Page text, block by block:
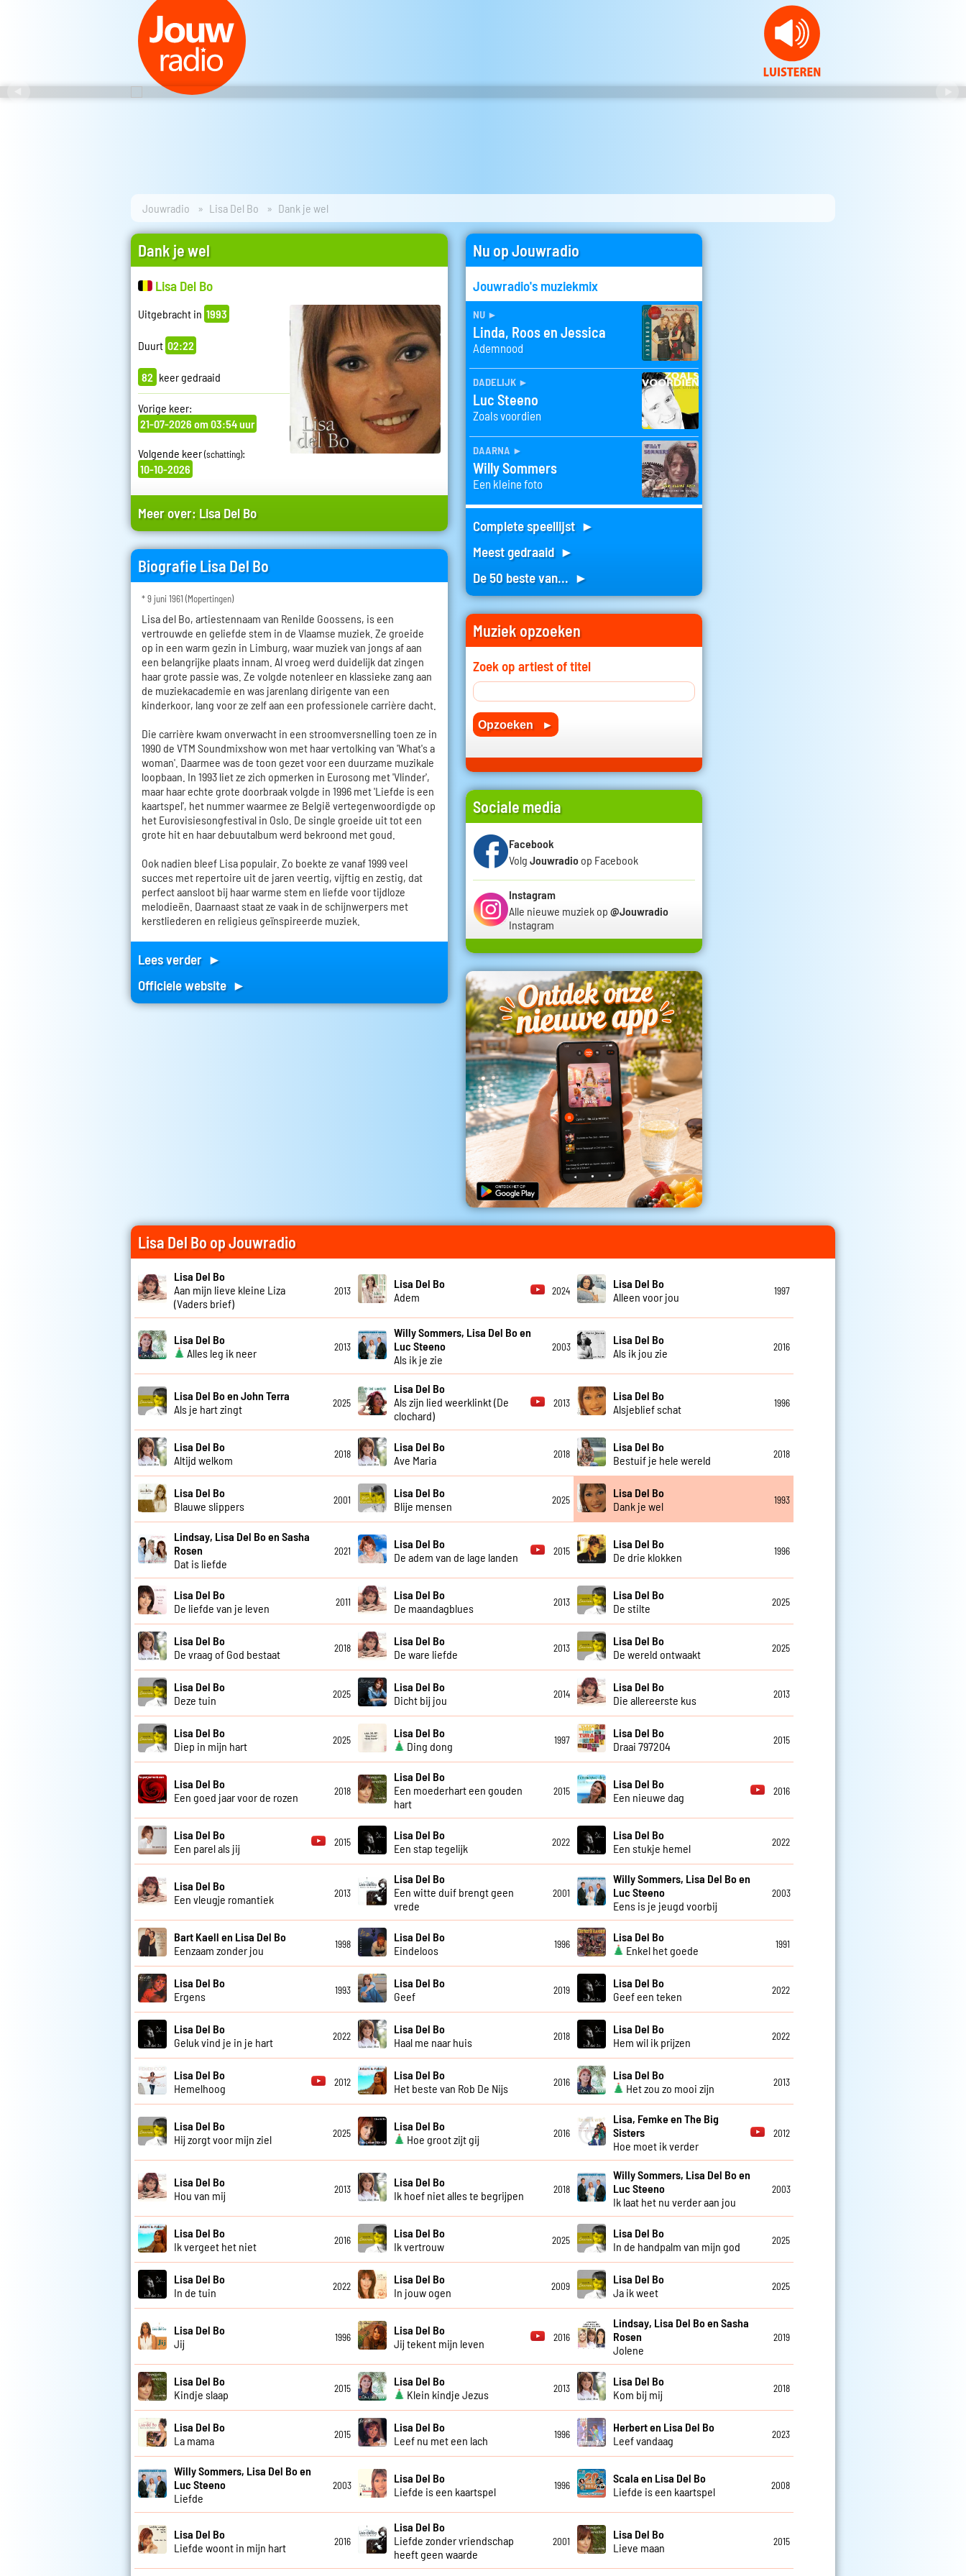
Jouwradio Lisa Del Bo Dank je wel
Dank je wel
Lisa Del Bo
Uitgebracht in 1993
Duurt 02:22
82 keer gedraaid
Vorige keer:
21-07-2026 om 03:54 uur
Volgende keer(schatting):
10-10-2026
Meer over: Lisa Del Bo
Biografie Lisa Del Bo
* 9 juni 1961 (Mopertingen)
Lisa del Bo, artiestennaam van Renilde Goossens, is een
vertrouwde en geliefde stem in de Vlaamse muziek. Ze groeide
op in een warm gezin in Limburg, waar muziek van jongs af aan
een belangrijke plaats innam. Al vroeg werd duidelijk dat zingen
haar grote passie was. Ze volgde notenleer en klassieke zang aan
de muziekacademie en was jarenlang dirigente van een
kinderkoor, lang voor ze zelf aan een professionele carrière dacht.
Die carrière kwam onverwacht in een stroomversnelling toen ze in
1990 de VTM Soundmixshow won met haar vertolking van 'What's a
woman'. Daarmee was de toon gezet voor een duurzame muzikale
loopbaan. In 1993 liet ze zich opmerken in Eurosong met 'Vlinder',
maar haar echte grote doorbraak volgde in 1996 met 'Liefde is een
kaartspel', het nummer waarmee ze België vertegenwoordigde op
het Eurovisiesongfestival in Oslo. De single groeide uit tot een
grote hit en haar debuutalbum werd bekroond met goud.
Ook nadien bleef Lisa populair. Zo boekte ze vanaf 1999 veel
succes met repertoire uit de jaren veertig, vijftig en zestig, dat
perfect aansloot bij haar warme stem en liefde voor tijdloze
melodieën. Daarnaast staat ze vaak in de schijnwerpers met
kerstliederen en religieus geïnspireerde muziek.
Lees verder ►
Officiele website ►
Nu op Jouwradio
Jouwradio's muziekmix
nu ►
Linda, Roos en Jessica
Ademnood
dadelijk ►
Luc Steeno
Zoals voordien
daarna ►
Willy Sommers
Een kleine foto
Complete speellijst ►
Meest gedraaid ►
De 50 beste van... ►
Muziek opzoeken
Zoek op artiest of titel
Sociale media
Facebook
Volg Jouwradio op Facebook
Instagram
Alle nieuwe muziek op @Jouwradio
Instagram
Lisa Del Bo op Jouwradio
Lisa Del Bo
Aan mijn lieve kleine Liza
(Vaders brief)
2013
Lisa Del Bo
Adem
2024
Lisa Del Bo
Alleen voor jou
1997
Lisa Del Bo
Alles leg ik neer
2013
Willy Sommers, Lisa Del Bo en
Luc Steeno
Als ik je zie
2003
Lisa Del Bo
Als ik jou zie
2016
Lisa Del Bo en John Terra
Als je hart zingt
2025
Lisa Del Bo
Als zijn lied weerklinkt (De
clochard)
2013
Lisa Del Bo
Alsjeblief schat
1996
Lisa Del Bo
Altijd welkom
2018
Lisa Del Bo
Ave Maria
2018
Lisa Del Bo
Bestuif je hele wereld
2018
Lisa Del Bo
Blauwe slippers
2001
Lisa Del Bo
Blije mensen
2025
Lisa Del Bo
Dank je wel
1993
Lindsay, Lisa Del Bo en Sasha
Rosen
Dat is liefde
2021
Lisa Del Bo
De adem van de lage landen
2015
Lisa Del Bo
De drie klokken
1996
Lisa Del Bo
De liefde van je leven
2011
Lisa Del Bo
De maandagblues
2013
Lisa Del Bo
De stilte
2025
Lisa Del Bo
De vraag of God bestaat
2018
Lisa Del Bo
De ware liefde
2013
Lisa Del Bo
De wereld ontwaakt
2025
Lisa Del Bo
Deze tuin
2025
Lisa Del Bo
Dicht bij jou
2014
Lisa Del Bo
Die allereerste kus
2013
Lisa Del Bo
Diep in mijn hart
2025
Lisa Del Bo
Ding dong
1997
Lisa Del Bo
Draai 797204
2015
Lisa Del Bo
Een goed jaar voor de rozen
2018
Lisa Del Bo
Een moederhart een gouden
hart
2015
Lisa Del Bo
Een nieuwe dag
2016
Lisa Del Bo
Een parel als jij
2015
Lisa Del Bo
Een stap tegelijk
2022
Lisa Del Bo
Een stukje hemel
2022
Lisa Del Bo
Een vleugje romantiek
2013
Lisa Del Bo
Een witte duif brengt geen
vrede
2001
Willy Sommers, Lisa Del Bo en
Luc Steeno
Eens is je jeugd voorbij
2003
Bart Kaell en Lisa Del Bo
Eenzaam zonder jou
1998
Lisa Del Bo
Eindeloos
1996
Lisa Del Bo
Enkel het goede
1991
Lisa Del Bo
Ergens
1993
Lisa Del Bo
Geef
2019
Lisa Del Bo
Geef een teken
2022
Lisa Del Bo
Geluk vind je in je hart
2022
Lisa Del Bo
Haal me naar huis
2018
Lisa Del Bo
Hem wil ik prijzen
2022
Lisa Del Bo
Hemelhoog
2012
Lisa Del Bo
Het beste van Rob De Nijs
2016
Lisa Del Bo
Het zou zo mooi zijn
2013
Lisa Del Bo
Hij zorgt voor mijn ziel
2025
Lisa Del Bo
Hoe groot zijt gij
2016
Lisa, Femke en The Big
Sisters
Hoe moet ik verder
2012
Lisa Del Bo
Hou van mij
2013
Lisa Del Bo
Ik hoef niet alles te begrijpen
2018
Willy Sommers, Lisa Del Bo en
Luc Steeno
Ik laat het nu verder aan jou
2003
Lisa Del Bo
Ik vergeet het niet
2016
Lisa Del Bo
Ik vertrouw
2025
Lisa Del Bo
In de handpalm van mijn god
2025
Lisa Del Bo
In de tuin
2022
Lisa Del Bo
In jouw ogen
2009
Lisa Del Bo
Ja ik weet
2025
Lisa Del Bo
Jij
1996
Lisa Del Bo
Jij tekent mijn leven
2016
Lindsay, Lisa Del Bo en Sasha
Rosen
Jolene
2019
Lisa Del Bo
Kindje slaap
2015
Lisa Del Bo
Klein kindje Jezus
2013
Lisa Del Bo
Kom bij mij
2018
Lisa Del Bo
La mama
2015
Lisa Del Bo
Leef nu met een lach
1996
Herbert en Lisa Del Bo
Leef vandaag
2023
Willy Sommers, Lisa Del Bo en
Luc Steeno
Liefde
2003
Lisa Del Bo
Liefde is een kaartspel
1996
Scala en Lisa Del Bo
Liefde is een kaartspel
2008
Lisa Del Bo
Liefde woont in mijn hart
2016
Lisa Del Bo
Liefde zonder vriendschap
heeft geen waarde
2001
Lisa Del Bo
Lieve maan
2015